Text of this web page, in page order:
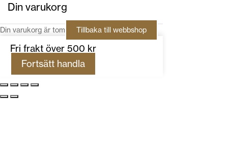
Din varukorg
Din varukorg är tom Tillbaka till webbshop
Fri frakt över 500 kr
Fortsätt handla